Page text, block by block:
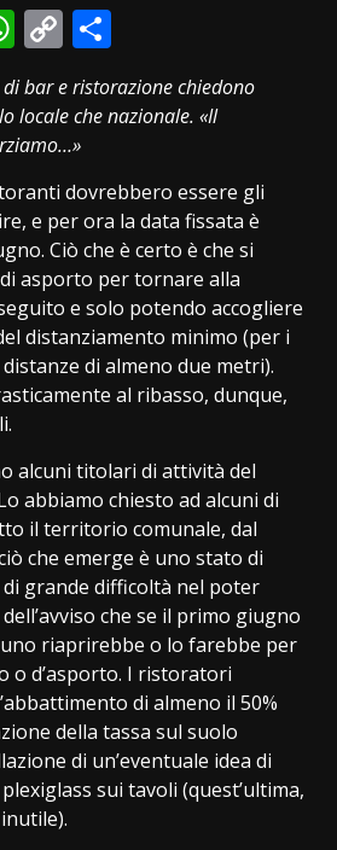
WhatsApp
Copy
Link
bar e ristorazione chiedono
locale che nazionale. «Il
dovrebbero essere gli
e per ora la data fissata è
Ciò che è certo è che si
asporto per tornare alla
e solo potendo accogliere
distanziamento minimo (per i
di almeno due metri).
al ribasso, dunque,
alcuni titolari di attività del
abbiamo chiesto ad alcuni di
il territorio comunale, dal
che emerge è uno stato di
grande difficoltà nel poter
che se il primo giugno
riaprirebbe o lo farebbe per
o d’asporto. I ristoratori
di almeno il 50%
della tassa sul suolo
di un’eventuale idea di
sui tavoli (quest’ultima,